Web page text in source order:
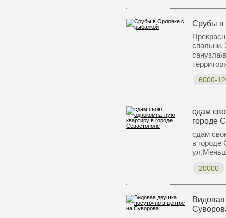
Срубы в
спальни,
6000-
сдам
городе
сдам
в городе
20000
Видовая